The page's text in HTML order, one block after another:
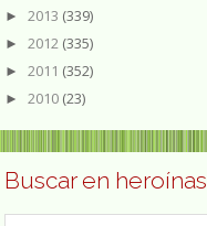
► 2013 (339)
► 2012 (335)
► 2011 (352)
► 2010 (23)
Buscar en heroínas